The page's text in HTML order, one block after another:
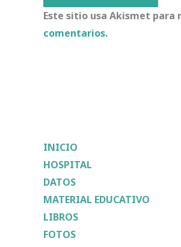
Este sitio usa Akismet para
comentarios.
INICIO
HOSPITAL
DATOS
MATERIAL EDUCATIVO
LIBROS
FOTOS